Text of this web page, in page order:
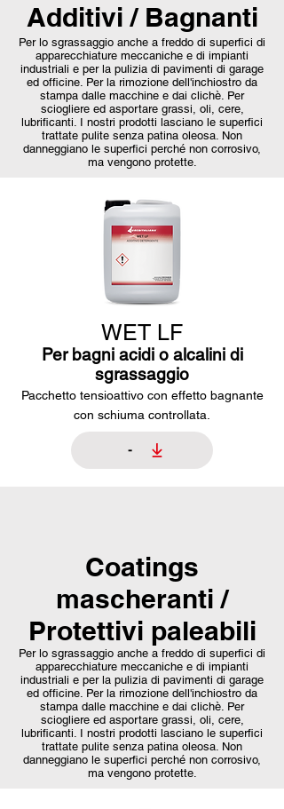
Additivi / Bagnanti
Per lo sgrassaggio anche a freddo di superfici di
apparecchiature meccaniche e di impianti
industriali e per la pulizia di pavimenti di garage
ed officine. Per la rimozione dell'inchiostro da
stampa dalle macchine e dai clichè. Per
sciogliere ed asportare grassi, oli, cere,
lubrificanti. I nostri prodotti lasciano le superfici
trattate pulite senza patina oleosa. Non
danneggiano le superfici perché non corrosivo,
ma vengono protette.
WET LF
Per bagni acidi o alcalini di
sgrassaggio
Pacchetto tensioattivo con effetto bagnante
con schiuma controllata.
-
Coatings
mascheranti /
Protettivi paleabili
Per lo sgrassaggio anche a freddo di superfici di
apparecchiature meccaniche e di impianti
industriali e per la pulizia di pavimenti di garage
ed officine. Per la rimozione dell'inchiostro da
stampa dalle macchine e dai clichè. Per
sciogliere ed asportare grassi, oli, cere,
lubrificanti. I nostri prodotti lasciano le superfici
trattate pulite senza patina oleosa. Non
danneggiano le superfici perché non corrosivo,
ma vengono protette.